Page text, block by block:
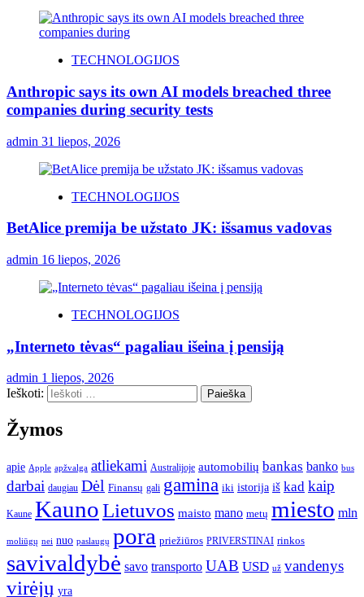
TECHNOLOGIJOS
Anthropic says its own AI models breached three
companies during security tests
admin 31 liepos, 2026
TECHNOLOGIJOS
BetAlice premija be užstato JK: išsamus vadovas
admin 16 liepos, 2026
TECHNOLOGIJOS
„Interneto tėvas“ pagaliau išeina į pensiją
admin 1 liepos, 2026
Ieškoti:
Žymos
apie Apple apžvalga atliekami Australijoje automobilių bankas banko bus
darbai daugiau Dėl Finansų gali gamina iki istorija iš kad kaip
Kaune KaunoLietuvos maisto mano metų miesto mln
moliūgų nei nuo paslaugų pora priežiūros PRIVERSTINAI rinkos
savivaldybė savo transporto UAB USD už vandenys
virėjų yra